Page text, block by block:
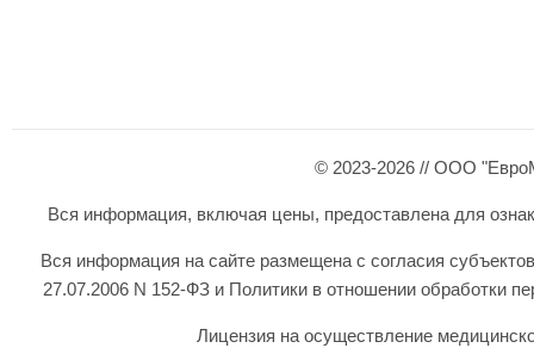
© 2023-2026 // ООО
Вся информация, включая цены, предоставлена для
Вся информация на сайте размещена с согласия
27.07.2006 N 152-ФЗ и Политики в отношении обработки
Лицензия на осуществление